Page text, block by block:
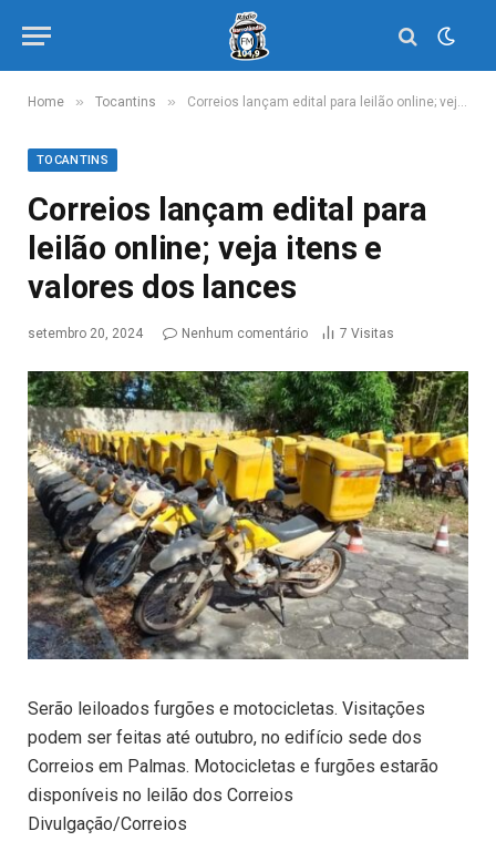
Home » Tocantins » Correios lançam edital para leilão online; veja itens e valores dos lances
TOCANTINS
Correios lançam edital para
leilão online; veja itens e
valores dos lances
setembro 20, 2024 Nenhum comentário 7 Visitas
Serão leiloados furgões e motocicletas. Visitações
podem ser feitas até outubro, no edifício sede dos
Correios em Palmas. Motocicletas e furgões estarão
disponíveis no leilão dos Correios
Divulgação/Correios